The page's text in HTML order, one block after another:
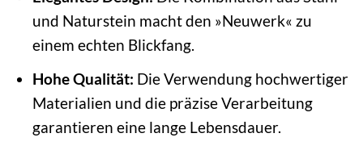
und Naturstein macht den »Neuwerk« zu
einem echten Blickfang.
Hohe Qualität: Die Verwendung hochwertiger
Materialien und die präzise Verarbeitung
garantieren eine lange Lebensdauer.